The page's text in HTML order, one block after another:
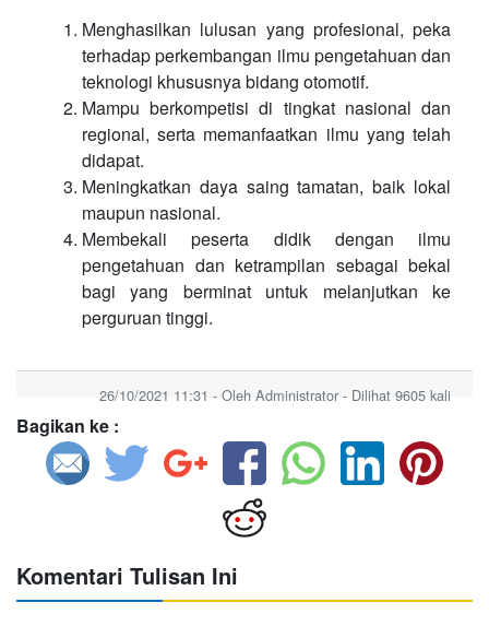
Menghasilkan lulusan yang profesional, peka
terhadap perkembangan ilmu pengetahuan dan
teknologi khususnya bidang otomotif.
Mampu berkompetisi di tingkat nasional dan
regional, serta memanfaatkan ilmu yang telah
didapat.
Meningkatkan daya saing tamatan, baik lokal
maupun nasional.
Membekali peserta didik dengan ilmu
pengetahuan dan ketrampilan sebagai bekal
bagi yang berminat untuk melanjutkan ke
perguruan tinggi.
26/10/2021 11:31 - Oleh Administrator - Dilihat 9605 kali
Bagikan ke :
Komentari Tulisan Ini